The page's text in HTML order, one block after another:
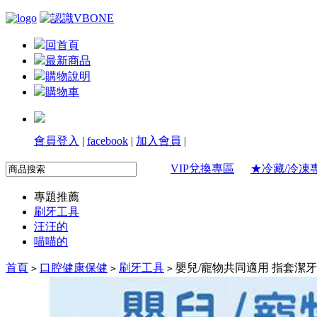
回首頁
最新商品
購物說明
購物車
會員登入 | facebook | 加入會員 |
VIP兌換專區 ★冷藏/冷凍
專題推薦
刷牙工具
汪汪的
喵喵的
首頁 > 口腔健康保健 > 刷牙工具 > 嬰兒/寵物共同適用 指套潔